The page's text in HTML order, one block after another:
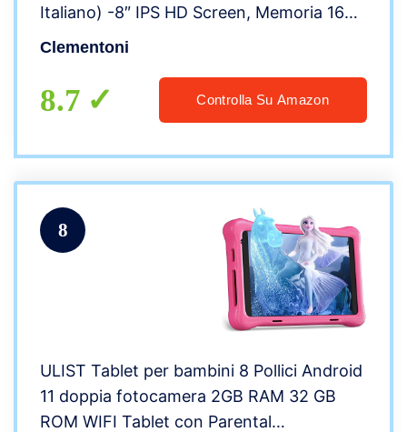
Italiano) -8″ IPS HD Screen, Memoria 16
GB, RAM 2G, Android 11, Multicolore,
Clementoni
8.7 Controlla Su Amazon
8
ULIST Tablet per bambini 8 Pollici Android
11 doppia fotocamera 2GB RAM 32 GB
ROM WIFI Tablet con Parental